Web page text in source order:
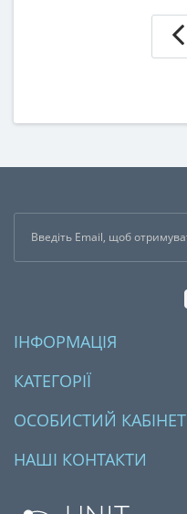
ІНФОРМАЦІЯ
КАТЕГОРІЇ
ОСОБИСТИЙ КАБІНЕТ
НАШІ КОНТАКТИ